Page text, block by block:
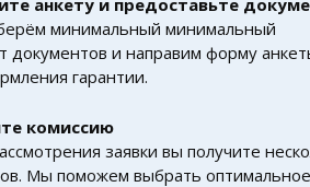
анкету и предоставьте
минимальный минимальный
документов и направим форму
гарантии.
комиссию
заявки вы получите
Мы поможем выбрать оптимальное